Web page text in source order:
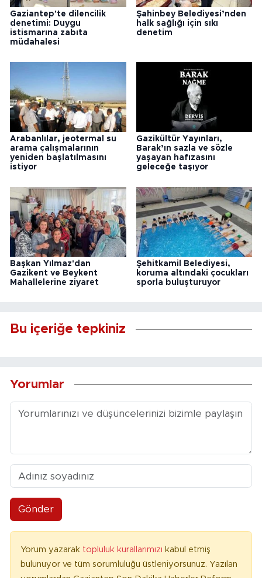
Gaziantep'te dilencilik
denetimi: Duygu
istismarına zabıta
müdahalesi
Şahinbey Belediyesi’nden
halk sağlığı için sıkı
denetim
Arabanlılar, jeotermal su
arama çalışmalarının
yeniden başlatılmasını
istiyor
Gazikültür Yayınları,
Barak’ın sazla ve sözle
yaşayan hafızasını
geleceğe taşıyor
Başkan Yılmaz'dan
Gazikent ve Beykent
Mahallelerine ziyaret
Şehitkamil Belediyesi,
koruma altındaki çocukları
sporla buluşturuyor
Bu içeriğe tepkiniz
Yorumlar
Gönder
Yorum yazarak topluluk kurallarımızı kabul etmiş
bulunuyor ve tüm sorumluluğu üstleniyorsunuz. Yazılan